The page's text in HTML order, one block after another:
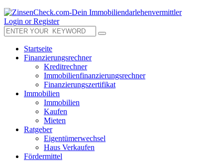
Login or Register
Startseite
Finanzierungsrechner
Kreditrechner
Immobilienfinanzierungsrechner
Finanzierungszertifikat
Immobilien
Immobilien
Kaufen
Mieten
Ratgeber
Eigentümerwechsel
Haus Verkaufen
Fördermittel